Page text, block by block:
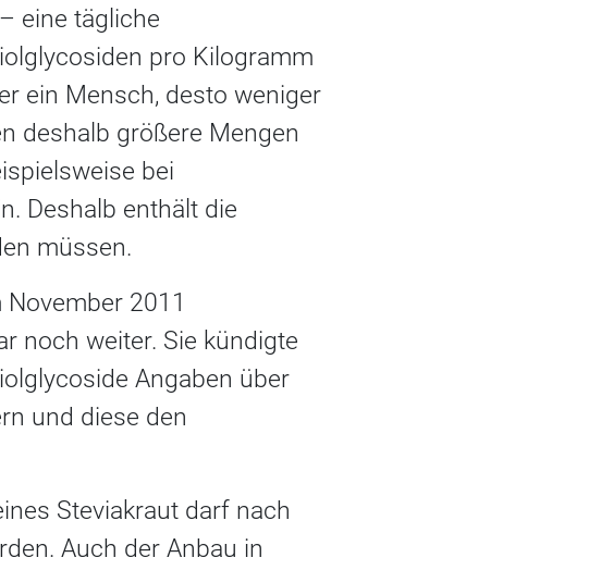
eine tägliche
pro Kilogramm
ein Mensch, desto weniger
deshalb größere Mengen
bei
Deshalb enthält die
müssen.
2011
noch weiter. Sie kündigte
Angaben über
und diese den
Steviakraut darf nach
Auch der Anbau in